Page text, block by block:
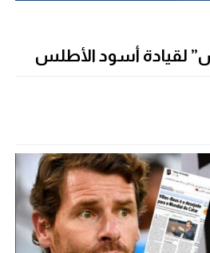
لقيادة أسود الأطلس